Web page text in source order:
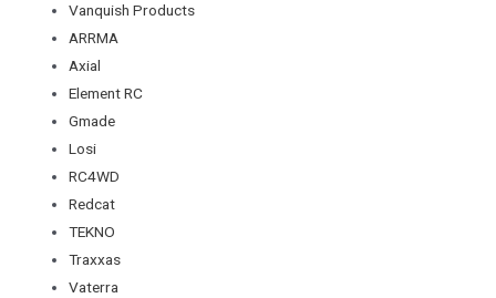
Vanquish Products
ARRMA
Axial
Element RC
Gmade
Losi
RC4WD
Redcat
TEKNO
Traxxas
Vaterra